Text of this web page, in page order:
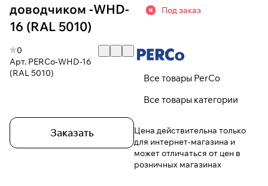
доводчиком -WHD-
16 (RAL 5010)
0
Арт. PERCo-WHD-16
(RAL 5010)
Заказать
Под заказ
Все товары PerCo
Все товары категории
Цена действительна только
для интернет-магазина и
может отличаться от цен в
розничных магазинах